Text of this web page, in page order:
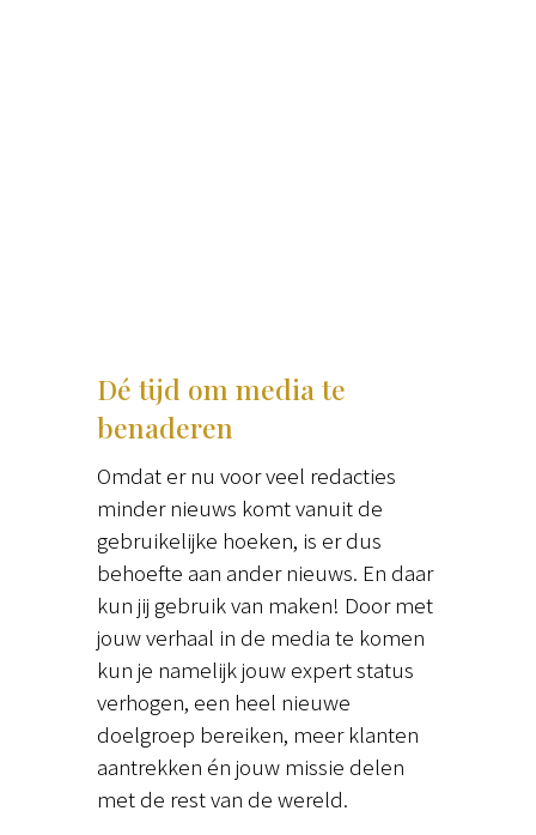
Dé tijd om media te
benaderen
Omdat er nu voor veel redacties
minder nieuws komt vanuit de
gebruikelijke hoeken, is er dus
behoefte aan ander nieuws. En daar
kun jij gebruik van maken! Door met
jouw verhaal in de media te komen
kun je namelijk jouw expert status
verhogen, een heel nieuwe
doelgroep bereiken, meer klanten
aantrekken én jouw missie delen
met de rest van de wereld.